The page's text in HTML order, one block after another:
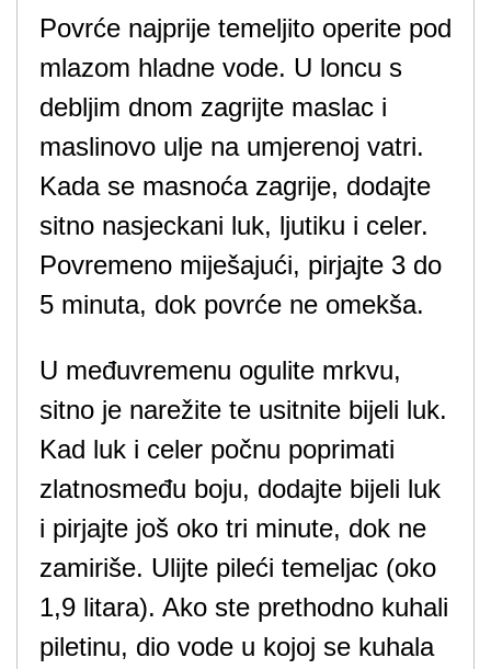
Povrće najprije temeljito operite pod
mlazom hladne vode. U loncu s
debljim dnom zagrijte maslac i
maslinovo ulje na umjerenoj vatri.
Kada se masnoća zagrije, dodajte
sitno nasjeckani luk, ljutiku i celer.
Povremeno miješajući, pirjajte 3 do
5 minuta, dok povrće ne omekša.
U međuvremenu ogulite mrkvu,
sitno je narežite te usitnite bijeli luk.
Kad luk i celer počnu poprimati
zlatnosmeđu boju, dodajte bijeli luk
i pirjajte još oko tri minute, dok ne
zamiriše. Ulijte pileći temeljac (oko
1,9 litara). Ako ste prethodno kuhali
piletinu, dio vode u kojoj se kuhala